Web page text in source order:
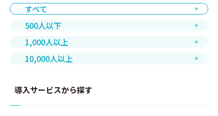
すべて
500人以下
1,000人以上
10,000人以上
導入サービスから探す